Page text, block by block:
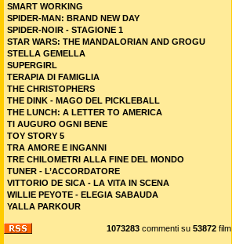
SMART WORKING
SPIDER-MAN: BRAND NEW DAY
SPIDER-NOIR - STAGIONE 1
STAR WARS: THE MANDALORIAN AND GROGU
STELLA GEMELLA
SUPERGIRL
TERAPIA DI FAMIGLIA
THE CHRISTOPHERS
THE DINK - MAGO DEL PICKLEBALL
THE LUNCH: A LETTER TO AMERICA
TI AUGURO OGNI BENE
TOY STORY 5
TRA AMORE E INGANNI
TRE CHILOMETRI ALLA FINE DEL MONDO
TUNER - L’ACCORDATORE
VITTORIO DE SICA - LA VITA IN SCENA
WILLIE PEYOTE - ELEGIA SABAUDA
YALLA PARKOUR
1073283 commenti su 53872 film